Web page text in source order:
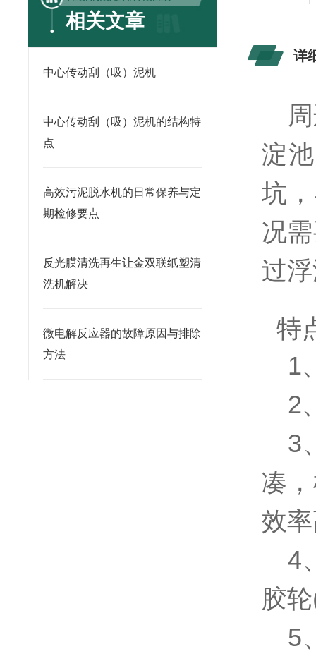
相关文章
中心传动刮（吸）泥机
中心传动刮（吸）泥机的结构特
点
高效污泥脱水机的日常保养与定
期检修要点
反光膜清洗再生让金双联纸塑清
洗机解决
微电解反应器的故障原因与排除
方法
详
淀
坑
况
过
特
1
2
3
凑
效
4
胶
5